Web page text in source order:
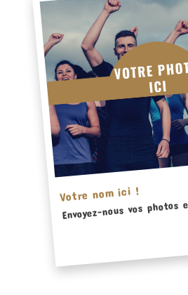
Votre nom ici !
Envoyez-nous vos